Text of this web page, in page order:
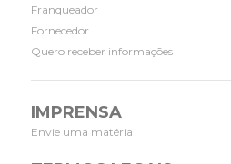
Franqueador
Fornecedor
Quero receber informações
IMPRENSA
Envie uma matéria